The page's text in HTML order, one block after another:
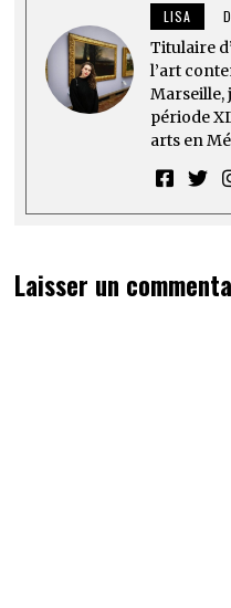
LISA
Titulaire
l’art
Marseille,
période
arts en
Laisser un